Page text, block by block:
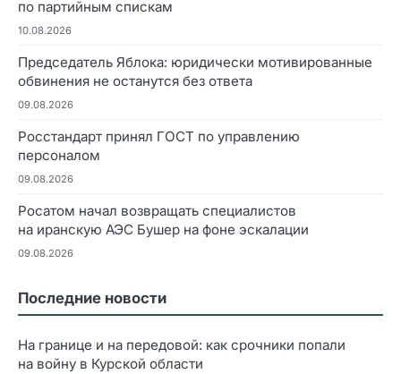
по партийным спискам
10.08.2026
Председатель Яблока: юридически мотивированные
обвинения не останутся без ответа
09.08.2026
Росстандарт принял ГОСТ по управлению
персоналом
09.08.2026
Росатом начал возвращать специалистов
на иранскую АЭС Бушер на фоне эскалации
09.08.2026
Последние новости
На границе и на передовой: как срочники попали
на войну в Курской области